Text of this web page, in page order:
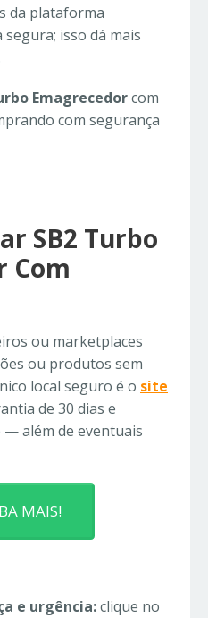
da plataforma
segura; isso dá mais
Emagrecedorcom
com segurança
SB2 Turbo
Com
ou marketplaces
ou produtos sem
local seguro é o site
de 30 dias e
além de eventuais
MAIS!
e urgência:clique no